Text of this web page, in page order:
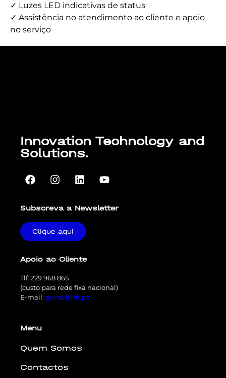
✓ Luzes LED indicativas de status
✓ Assistência no atendimento ao cliente e apoio
no serviço
Innovation Technology and
Solutions.
Subscreva a Newsletter
Clique aqui
Apoio ao Cliente
Tlf: 229 968 865
(custo para rede fixa nacional)
E-mail: geral@idr.pt
Menu
Quem Somos
Contactos